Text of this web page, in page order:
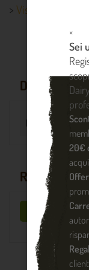
> Visualizza altri
DETTAGLI
Riferimento
RECENSIONI
Sii il primo a
×
Sei
20€